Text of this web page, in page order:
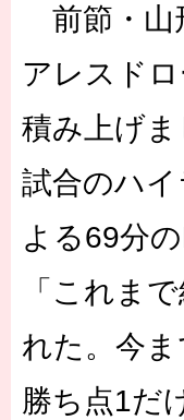
［3230号］世界一へ
［3223号］一丸。日本
前節・山
アレスド
積み上げ
試合のハ
よる69分
「これま
れた。今
勝ち点1だ